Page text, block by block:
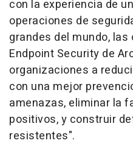
con la experiencia de
operaciones de
grandes del mundo,
Endpoint Security de
organizaciones a
con una mejor
amenazas, eliminar la
positivos, y construir
resistentes".